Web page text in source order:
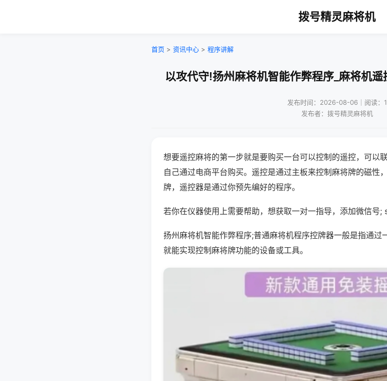
拨号精灵麻将机
首页 > 资讯中心 > 程序讲解
以攻代守!扬州麻将机智能作弊程序_麻将机
发布时间：2026-08-06｜阅读：1
发布者：拨号精灵麻将机
想要遥控麻将的第一步就是要购买一台可以控制的遥控，可以
自己通过电商平台购买。遥控是通过主板来控制麻将牌的磁性
牌，遥控器是通过你预先编好的程序。
若你在仪器使用上需要帮助，想获取一对一指导，添加微信号;
扬州麻将机智能作弊程序;普通麻将机程序控牌器一般是指通过
就能实现控制麻将牌功能的设备或工具。